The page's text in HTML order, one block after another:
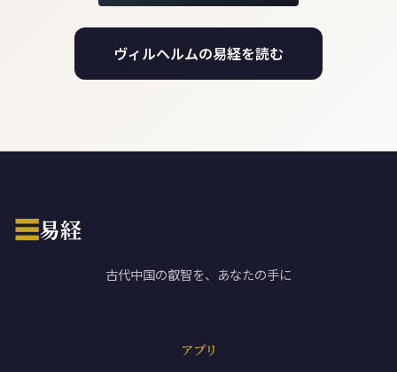
ヴィルヘルムの易経を読む
☰易経
古代中国の叡智を、あなたの手に
アプリ